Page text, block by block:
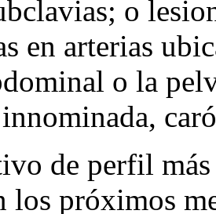
o
en arterias
o la
de perfil más
los próximos